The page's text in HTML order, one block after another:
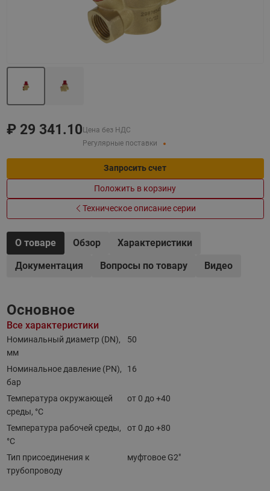
₽ 29 341.10 Цена без НДС
Регулярные поставки
Запросить счет
Положить в корзину
Техническое описание серии
О товаре Обзор
Характеристики
Документация
Вопросы по товару Видео
Основное
Все характеристики
Номинальный диаметр (DN),
мм
50
Номинальное давление (PN),
бар
16
Температура окружающей
среды, °С
от 0 до +40
Температура рабочей среды,
°С
от 0 до +80
Тип присоединения к
трубопроводу
муфтовое G2"